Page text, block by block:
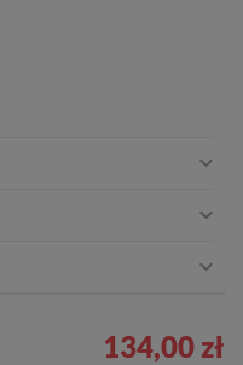
134,00 zł